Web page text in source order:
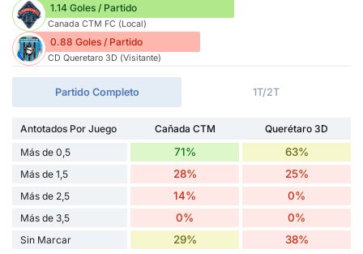
1.14 Goles / Partido
Canada CTM FC (Local)
0.88 Goles / Partido
CD Queretaro 3D (Visitante)
Partido Completo 1T/2T
Antotados Por Juego Cañada CTM
Querétaro 3D
Más de 0,5
71% 63%
Más de 1,5 28% 25%
Más de 2,5 14% 0%
Más de 3,5 0% 0%
Sin Marcar 29% 38%